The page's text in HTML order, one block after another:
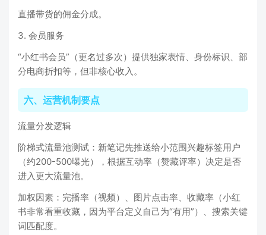
直播带货的佣金分成。
3. 会员服务
“小红书会员”（更名过多次）提供独家表情、身份标识、部
分电商折扣等，但非核心收入。
六、运营机制要点
流量分发逻辑
阶梯式流量池测试：新笔记先推送给小范围兴趣标签用户
（约200-500曝光），根据互动率（赞藏评率）决定是否
进入更大流量池。
加权因素：完播率（视频）、图片点击率、收藏率（小红
书非常看重收藏，因为平台定义自己为“有用”）、搜索关键
词匹配度。